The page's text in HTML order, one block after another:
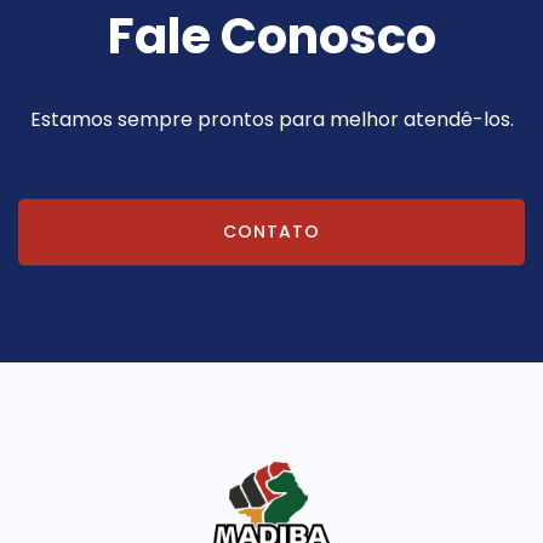
Fale Conosco
Estamos sempre prontos para melhor atendê-los.
CONTATO